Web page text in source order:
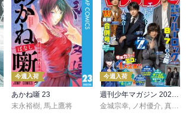
今週入荷
あかね噺 23
末永裕樹, 馬上鷹将
今週入荷
週刊少年マガジン 2026年36・37号[2026年8月5日発売]
金城宗幸, ノ村優介, 真島ヒロ